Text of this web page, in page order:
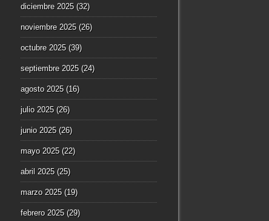
diciembre 2025(32)
noviembre 2025(26)
octubre 2025(39)
septiembre 2025(24)
agosto 2025(16)
julio 2025(26)
junio 2025(26)
mayo 2025(22)
abril 2025(25)
marzo 2025(19)
febrero 2025(29)